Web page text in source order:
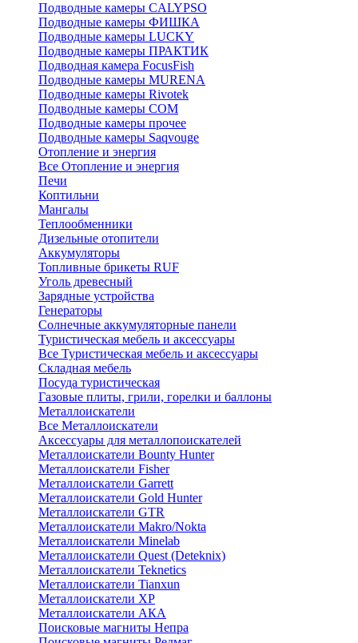
Подводные камеры CALYPSO
Подводные камеры ФИШКА
Подводные камеры LUCKY
Подводные камеры ПРАКТИК
Подводная камера FocusFish
Подводные камеры MURENA
Подводные камеры Rivotek
Подводные камеры СОМ
Подводные камеры прочее
Подводные камеры Saqvouge
Отопление и энергия
Все Отопление и энергия
Печи
Коптильни
Мангалы
Теплообменники
Дизельные отопители
Аккумуляторы
Топливные брикеты RUF
Уголь древесный
Зарядные устройства
Генераторы
Солнечные аккумуляторные панели
Туристическая мебель и аксессуары
Все Туристическая мебель и аксессуары
Складная мебель
Посуда туристическая
Газовые плиты, грили, горелки и баллоны
Металлоискатели
Все Металлоискатели
Аксессуары для металлопоискателей
Металлоискатели Bounty Hunter
Металлоискатели Fisher
Металлоискатели Garrett
Металлоискатели Gold Hunter
Металлоискатели GTR
Металлоискатели Makro/Nokta
Металлоискатели Minelab
Металлоискатели Quest (Deteknix)
Металлоискатели Teknetics
Металлоискатели Tianxun
Металлоискатели XP
Металлоискатели АКА
Поисковые магниты Непра